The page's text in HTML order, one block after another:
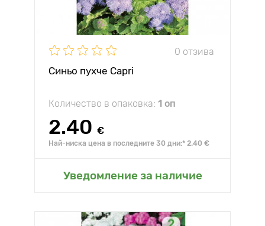
0 отзива
Синьо пухче Capri
Количество в опаковка: 1 оп
2.40 €
Най-ниска цена в последните 30 дни:* 2.40 €
Уведомление за наличие